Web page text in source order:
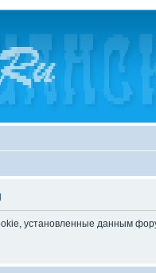
установленные данным